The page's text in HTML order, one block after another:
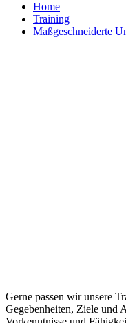
Home
Training
Maßgeschneiderte
Gerne passen wir unsere
Gegebenheiten, Ziele und